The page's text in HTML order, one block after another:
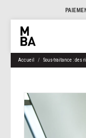
Accueil Sous-traitance : des